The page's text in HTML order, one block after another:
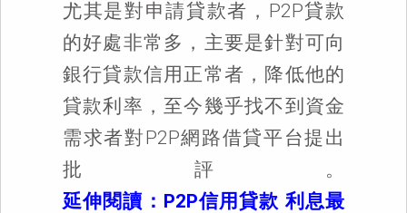
尤其是對申請貸款者，P2P貸款
的好處非常多，主要是針對可向
銀行貸款信用正常者，降低他的
貸款利率，至今幾乎找不到資金
需求者對P2P網路借貸平台提出
批評。
延伸閱讀：P2P信用貸款 利息最